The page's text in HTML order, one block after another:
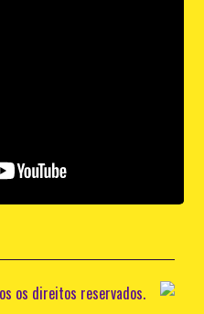
os direitos reservados.